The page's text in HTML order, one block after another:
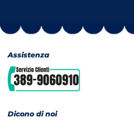
Assistenza
Dicono di noi